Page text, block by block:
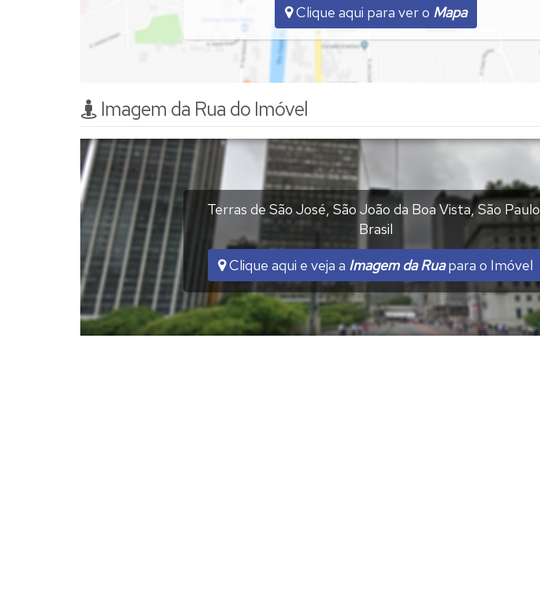
Clique aqui para ver o Mapa
Imagem da Rua do Imóvel
Terras de São José ,São João da Boa Vista,São Paulo
Brasil
Clique aqui e veja a Imagem da Ruapara o Imóvel